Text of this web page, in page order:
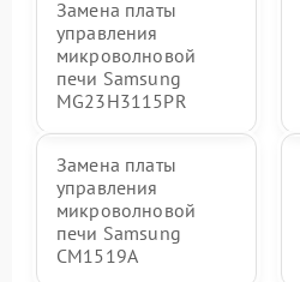
Замена платы
управления
микроволновой
печи Samsung
MG23H3115PR
Замена платы
управления
микроволновой
печи Samsung
CM1519A